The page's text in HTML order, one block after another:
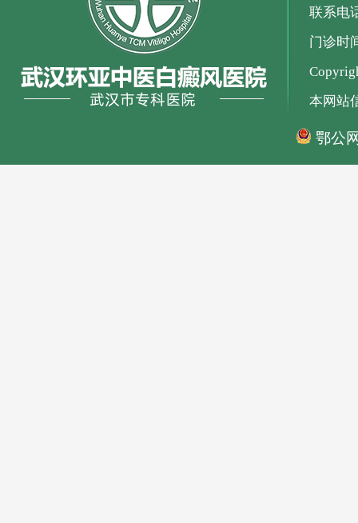
联系电
门诊时
本网站
鄂公